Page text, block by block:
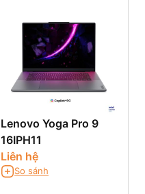
nits, Low power, 100%
sRGB 16:10 Aspect
Ratio
Lenovo Yoga Pro 9
16IPH11
Liên hệ
So sánh